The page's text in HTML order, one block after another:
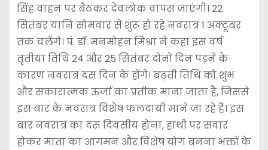
सिंह वाहन पर बैठकर देवलोक वापस जाएंगी। 22
सितंबर यानि सोमवार से शुरू हो रहे नवरात्र 1 अक्टूबर
तक चलेंगे। पं. डॉ. मनमोहन मिश्रा ने कहा इस वर्ष
तृतीया तिथि 24 और 25 सितंबर दोनों दिन पड़ने के
कारण नवरात्र दस दिन के होंगे। बढ़ती तिथि को शुभ
और सकारात्मक ऊर्जा का प्रतीक माना जाता है, जिससे
इस बार के नवरात्र विशेष फलदायी माने जा रहे हैं। इस
बार नवरात्र का दस दिवसीय होना, हाथी पर सवार
होकर माता का आगमन और विशेष योग बनना भक्तों के